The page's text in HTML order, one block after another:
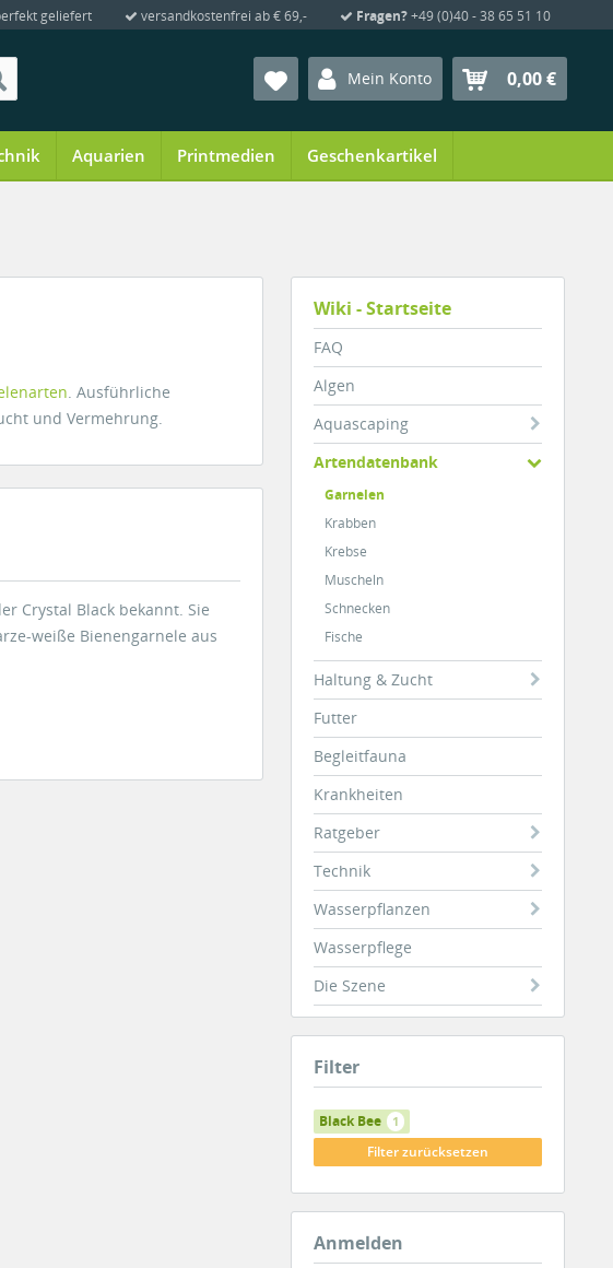
geliefert versandkostenfrei ab € 69,- Fragen?+49 (0)40 - 38 65 51 10
Mein Konto 0,00 €
Aquarien Printmedien Geschenkartikel
Wiki - Startseite
FAQ
Algen
Aquascaping
Artendatenbank
Garnelen
Krabben
Krebse
Muscheln
Schnecken
Fische
Haltung & Zucht
Futter
Begleitfauna
Krankheiten
Ratgeber
Technik
Wasserpflanzen
Wasserpflege
Die Szene
Filter
Black Bee 1
Filter zurücksetzen
Anmelden
. Ausführliche
und Vermehrung.
Crystal Black bekannt. Sie
weiße Bienengarnele aus